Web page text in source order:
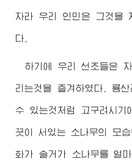
자라 우리 인민은 그것을
다.
하기에 우리 선조들은
리는것을 즐겨하였다. 룡
수 있는것처럼 고구려시
꿋이 서있는 소나무의 모
화가 솔거가 소나무를 얼